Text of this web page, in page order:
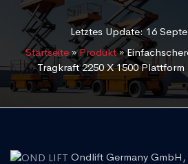
Letztes Update: 16
Startseite»Produkt»
Tragkraft 2250 X 1500
Ondlift Germany